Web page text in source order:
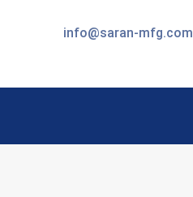
info@saran-mfg.com